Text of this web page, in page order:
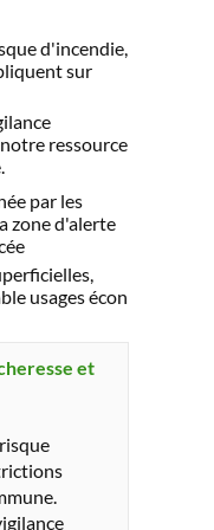
d'incendie,
sur
ressource
par les
zone d'alerte
usages écon
et